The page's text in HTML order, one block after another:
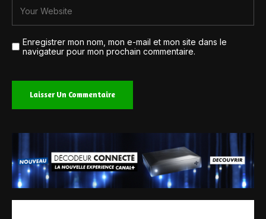
Enregistrer mon nom, mon e-mail et mon site dans le
navigateur pour mon prochain commentaire.